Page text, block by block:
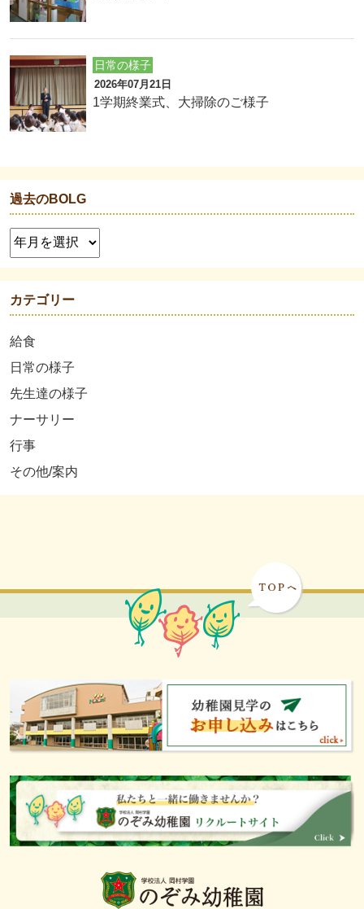
日常の様子
2026年07月21日
1学期終業式、大掃除のご様子
過去のBOLG
カテゴリー
給食
日常の様子
先生達の様子
ナーサリー
行事
その他/案内